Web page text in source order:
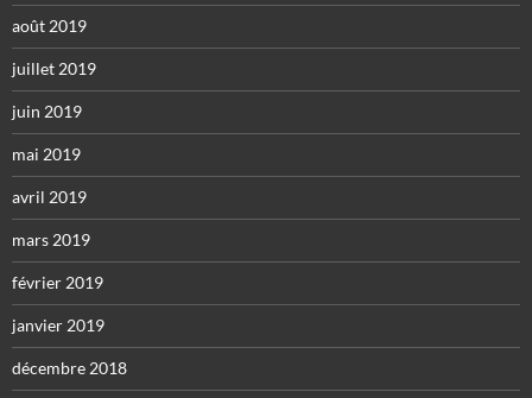
août 2019
juillet 2019
juin 2019
mai 2019
avril 2019
mars 2019
février 2019
janvier 2019
décembre 2018